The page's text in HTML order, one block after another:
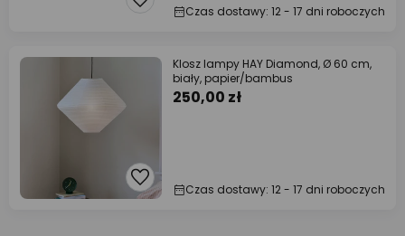
Czas dostawy: 12 - 17 dni roboczych
Klosz lampy HAY Diamond, Ø 60 cm,
biały, papier/bambus
250,00 zł
Czas dostawy: 12 - 17 dni roboczych